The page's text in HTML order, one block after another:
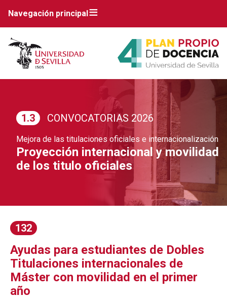
Navegación principal
1.3 CONVOCATORIAS 2026
Mejora de las titulaciones oficiales e internacionalización
Proyección internacional y movilidad
de los titulo oficiales
132
Ayudas para estudiantes de Dobles
Titulaciones internacionales de
Máster con movilidad en el primer
año